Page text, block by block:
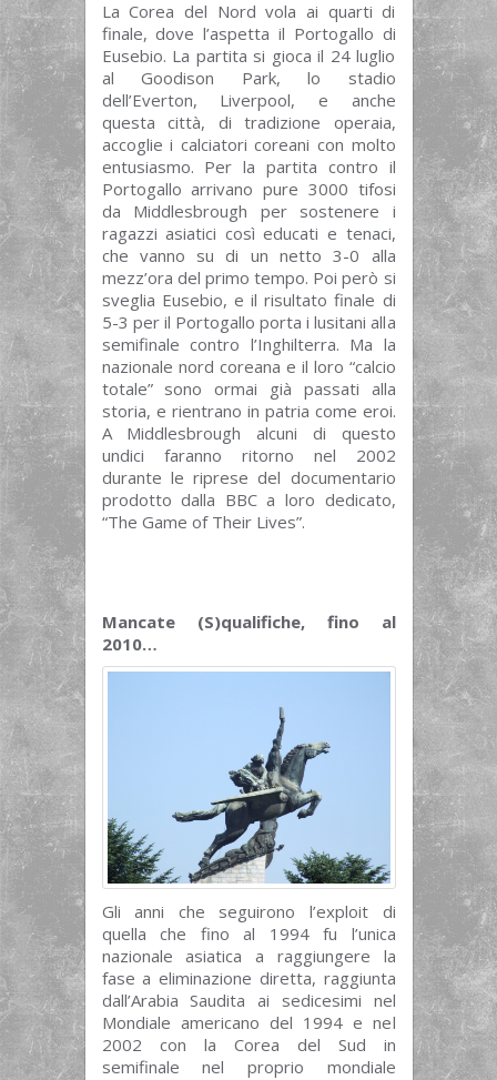
La Corea del Nord vola ai quarti di
finale, dove l’aspetta il Portogallo di
Eusebio. La partita si gioca il 24 luglio
al Goodison Park, lo stadio
dell’Everton, Liverpool, e anche
questa città, di tradizione operaia,
accoglie i calciatori coreani con molto
entusiasmo. Per la partita contro il
Portogallo arrivano pure 3000 tifosi
da Middlesbrough per sostenere i
ragazzi asiatici così educati e tenaci,
che vanno su di un netto 3-0 alla
mezz’ora del primo tempo. Poi però si
sveglia Eusebio, e il risultato finale di
5-3 per il Portogallo porta i lusitani alla
semifinale contro l’Inghilterra. Ma la
nazionale nord coreana e il loro “calcio
totale” sono ormai già passati alla
storia, e rientrano in patria come eroi.
A Middlesbrough alcuni di questo
undici faranno ritorno nel 2002
durante le riprese del documentario
prodotto dalla BBC a loro dedicato,
“The Game of Their Lives”.
Mancate (S)qualifiche, fino al
2010…
Gli anni che seguirono l’exploit di
quella che fino al 1994 fu l’unica
nazionale asiatica a raggiungere la
fase a eliminazione diretta, raggiunta
dall’Arabia Saudita ai sedicesimi nel
Mondiale americano del 1994 e nel
2002 con la Corea del Sud in
semifinale nel proprio mondiale